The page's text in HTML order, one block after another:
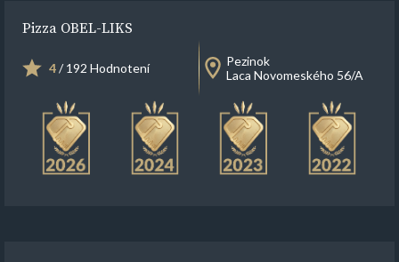
Pizza OBEL-LIKS
4/ 192 Hodnotení
Pezinok
Laca Novomeského 56/A